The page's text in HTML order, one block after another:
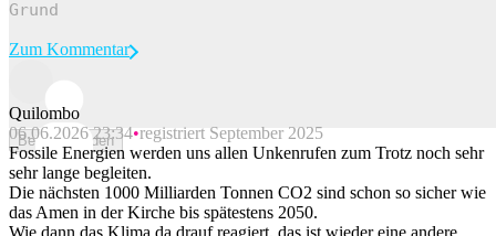
Beitrag melden
Zum Kommentar
Quilombo
06.06.2026 23:34 registriert September 2025
Fossile Energien werden uns allen Unkenrufen zum Trotz noch sehr
sehr lange begleiten.
Die nächsten 1000 Milliarden Tonnen CO2 sind schon so sicher wie
das Amen in der Kirche bis spätestens 2050.
Wie dann das Klima da drauf reagiert, das ist wieder eine andere